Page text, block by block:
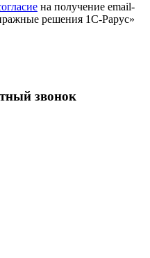
на получение email-
решения 1С-Рарус»
звонок